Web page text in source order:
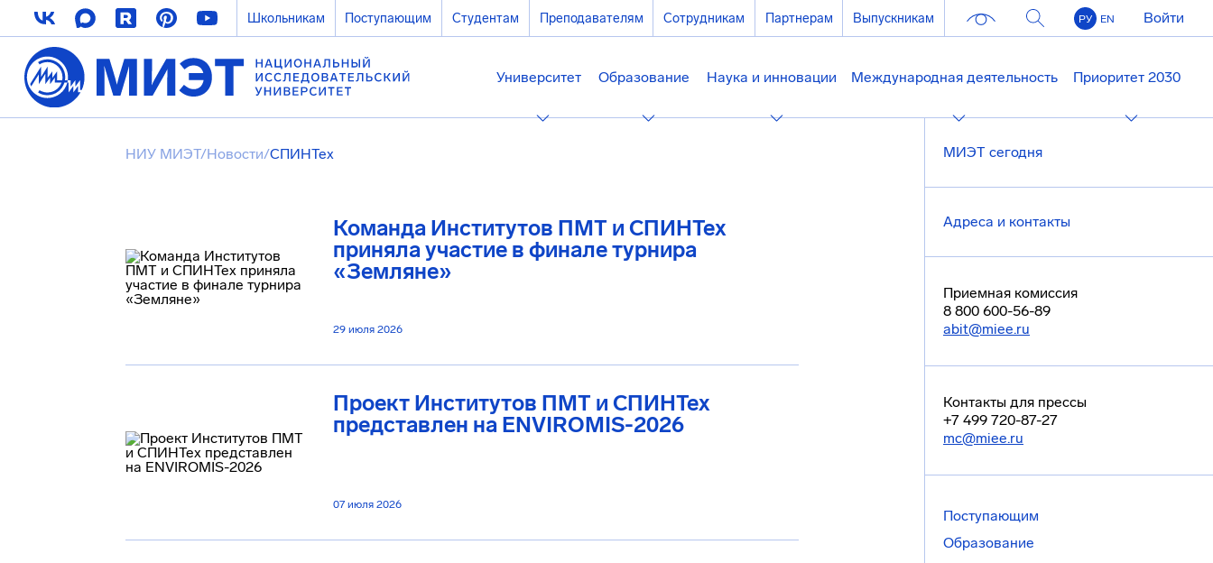
Школьникам Поступающим Студентам Преподавателям Сотрудникам Партнерам Выпускникам РУ EN Войти
Университет Образование Наука и инновации Международная деятельность Приоритет 2030
НИУ МИЭТ/Новости/СПИНТех
Команда Институтов ПМТ и СПИНТех
приняла участие в финале турнира
«Земляне»
29 июля 2026
Проект Институтов ПМТ и СПИНТех
представлен на ENVIROMIS-2026
07 июля 2026
МИЭТ сегодня
Адреса и контакты
Приемная комиссия
8 800 600-56-89
abit@miee.ru
Контакты для прессы
+7 499 720-87-27
mc@miee.ru
Поступающим
Образование